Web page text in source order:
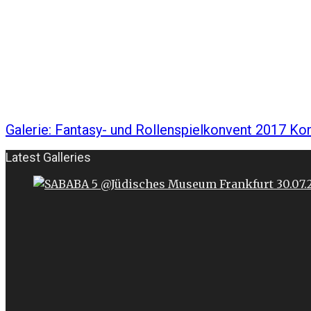
Galerie: Fantasy- und Rollenspielkonvent 2017
Latest Galleries